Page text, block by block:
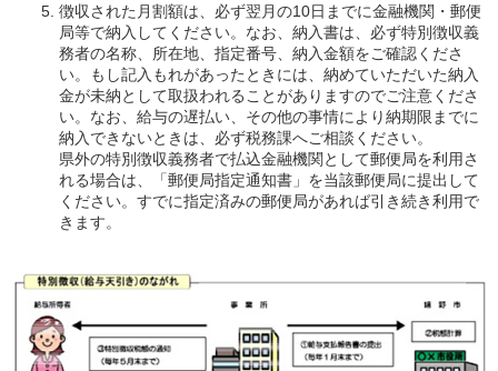
徴収された月割額は、必ず翌月の10日までに金融機関・郵便
局等で納入してください。なお、納入書は、必ず特別徴収義
務者の名称、所在地、指定番号、納入金額をご確認くださ
い。もし記入もれがあったときには、納めていただいた納入
金が未納として取扱われることがありますのでご注意くださ
い。なお、給与の遅払い、その他の事情により納期限までに
納入できないときは、必ず税務課へご相談ください。
県外の特別徴収義務者で払込金融機関として郵便局を利用さ
れる場合は、「郵便局指定通知書」を当該郵便局に提出して
ください。すでに指定済みの郵便局があれば引き続き利用で
きます。